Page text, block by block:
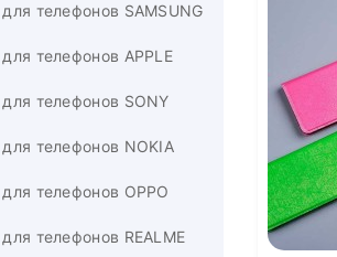
телефонов SAMSUNG
телефонов APPLE
телефонов SONY
телефонов NOKIA
телефонов OPPO
телефонов REALME